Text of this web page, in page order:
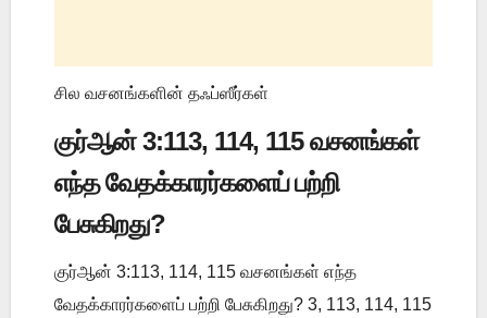
சில வசனங்களின் தஃப்ஸீர்கள்
குர்ஆன் 3:113, 114, 115 வசனங்கள்
எந்த வேதக்காரர்களைப் பற்றி
பேசுகிறது?
குர்ஆன் 3:113, 114, 115 வசனங்கள் எந்த
வேதக்காரர்களைப் பற்றி பேசுகிறது? 3, 113, 114, 115